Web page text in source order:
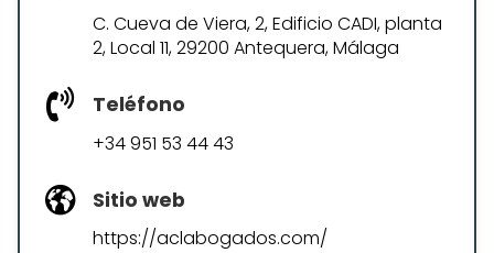
C. Cueva de Viera, 2, Edificio CADI, planta
2, Local 11, 29200 Antequera, Málaga
Teléfono
+34 951 53 44 43
Sitio web
https://aclabogados.com/